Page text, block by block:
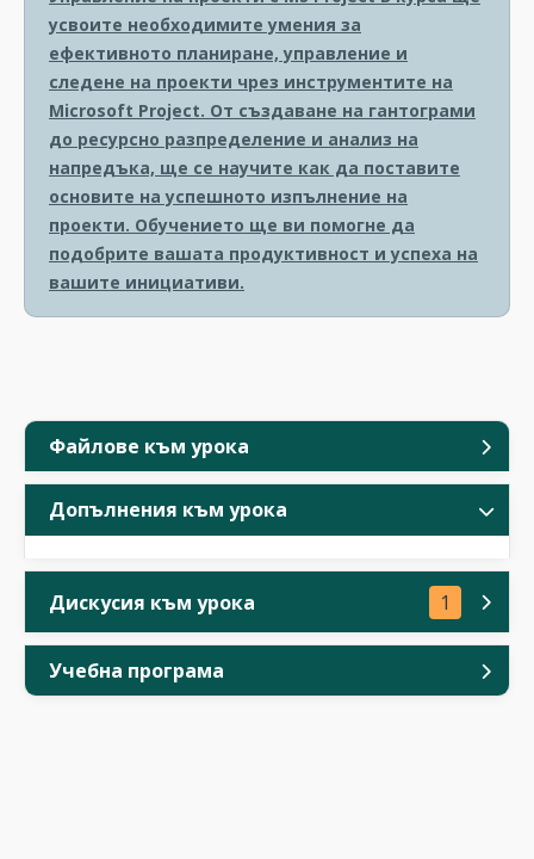
Файлове към урока
Допълнения към урока
Дискусия към урока 1
Учебна програма
усвоите необходимите умения за
ефективното планиране, управление и
следене на проекти чрез инструментите на
Microsoft Project. От създаване на гантограми
до ресурсно разпределение и анализ на
напредъка, ще се научите как да поставите
основите на успешното изпълнение на
проекти. Обучението ще ви помогне да
подобрите вашата продуктивност и успеха на
вашите инициативи.